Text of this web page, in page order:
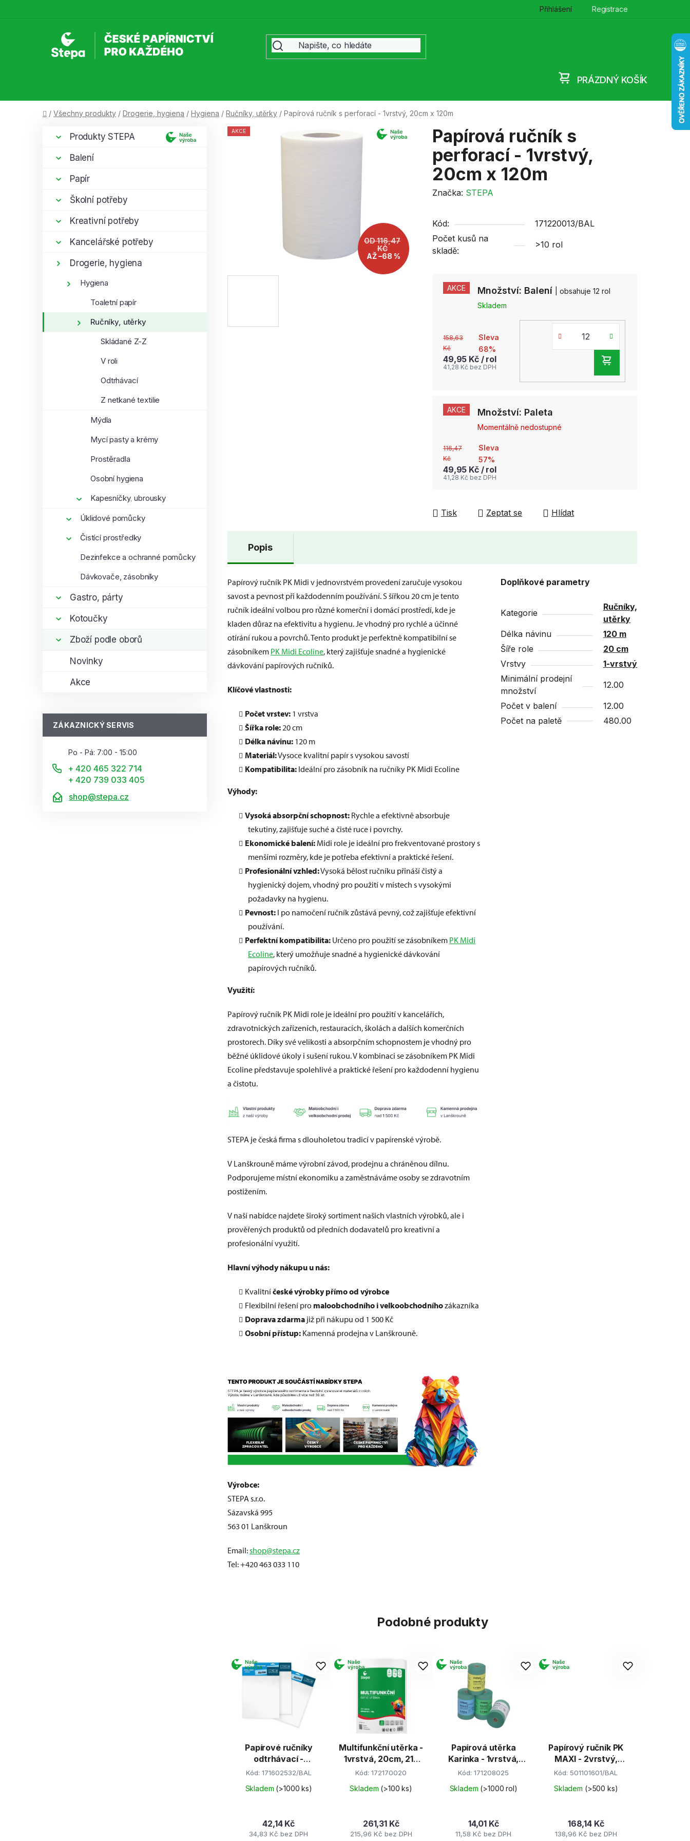
Přihlášení Registrace
PRÁZDNÝ KOŠÍK
Domů
/ Všechny produkty / Drogerie, hygiena / Hygiena / Ručníky, utěrky / Papírová ručník s perforací - 1vrstvý, 20cm x 120m
Přeskočit
kategorie
Produkty STEPA
Balení
Papír
Školní potřeby
Kreativní potřeby
Kancelářské potřeby
Drogerie, hygiena
Hygiena
Toaletní papír
Ručníky, utěrky
Skládané Z-Z
V roli
Odtrhávací
Z netkané textilie
Mýdla
Mycí pasty a krémy
Prostěradla
Osobní hygiena
Kapesníčky, ubrousky
Úklidové pomůcky
Čistící prostředky
Dezinfekce a ochranné pomůcky
Dávkovače, zásobníky
Gastro, párty
Kotoučky
Zboží podle oborů
Novinky
Akce
ZÁKAZNICKÝ SERVIS
Po - Pá: 7:00 - 15:00
+ 420 465 322 714
+ 420 739 033 405
shop@stepa.cz
Papírová ručník s
perforací - 1vrstvý,
20cm x 120m
Značka: STEPA
AKCE Množství: Balení
| obsahuje 12 rol
Skladem
158,63
Kč
Sleva
68%
49,95 Kč / rol
41,28 Kč bez DPH
KOŠÍKU
AKCE Množství: Paleta
Momentálně nedostupné
116,47
Kč
Sleva
57%
49,95 Kč / rol
41,28 Kč bez DPH
Kód:
171220013/BAL
Počet kusů na
skladě:
>10 rol
Tisk Zeptat se Hlídat
AKCE
OD 116,47
KČ
AŽ –68 %
Popis
Papírový ručník PK Midi v jednovrstvém provedení zaručuje vysokou
savost a pevnost při každodenním používání. S šířkou 20 cm je tento
ručník ideální volbou pro různé komerční i domácí prostředí, kde je
kladen důraz na efektivitu a hygienu. Je vhodný pro rychlé a účinné
otírání rukou a povrchů. Tento produkt je perfektně kompatibilní se
zásobníkem PK Midi Ecoline, který zajišťuje snadné a hygienické
dávkování papírových ručníků.
Klíčové vlastnosti:
Počet vrstev: 1 vrstva
Šířka role:20 cm
Délka návinu: 120 m
Materiál:Vysoce kvalitní papír s vysokou savostí
Kompatibilita: Ideální pro zásobník na ručníky PK Midi Ecoline
Výhody:
Vysoká absorpční schopnost: Rychle a efektivně absorbuje
tekutiny, zajišťuje suché a čisté ruce i povrchy.
Ekonomické balení: Midi role je ideální pro frekventované prostory s
menšími rozměry, kde je potřeba efektivní a praktické řešení.
Profesionální vzhled:Vysoká bělost ručníku přináší čistý a
hygienický dojem, vhodný pro použití v místech s vysokými
požadavky na hygienu.
Pevnost: I po namočení ručník zůstává pevný, což zajišťuje efektivní
používání.
Perfektní kompatibilita: Určeno pro použití se zásobníkem PK Midi
Ecoline, který umožňuje snadné a hygienické dávkování
papírových ručníků.
Využití:
Papírový ručník PK Midi role je ideální pro použití v kancelářích,
zdravotnických zařízeních, restauracích, školách a dalších komerčních
prostorech. Díky své velikosti a absorpčním schopnostem je vhodný pro
běžné úklidové úkoly i sušení rukou. V kombinaci se zásobníkem PK Midi
Ecoline představuje spolehlivé a praktické řešení pro každodenní hygienu
a čistotu.
STEPA je česká firma s dlouholetou tradicí v papírenské výrobě.
V Lanškrouně máme výrobní závod, prodejnu a chráněnou dílnu.
Podporujeme místní ekonomiku a zaměstnáváme osoby se zdravotním
postižením.
V naší nabídce najdete široký sortiment našich vlastních výrobků, ale i
prověřených produktů od předních dodavatelů pro kreativní a
profesionální využití.
Hlavní výhody nákupu u nás:
Kvalitníčeské výrobky přímo od výrobce
Flexibilní řešení pro maloobchodního i velkoobchodníhozákazníka
Doprava zdarma již při nákupu od 1 500 Kč
Osobní přístup: Kamenná prodejna v Lanškrouně.
Výrobce:
STEPA s.r.o.
Sázavská 995
563 01 Lanškroun
Email:shop@stepa.cz
Tel: +420 463 033 110
Doplňkové parametry
Kategorie
Ručníky,
utěrky
Délka návinu
120 m
Šíře role
20 cm
Vrstvy
1-vrstvý
Minimální prodejní
množství
12.00
Počet v balení
12.00
Počet na paletě
480.00
Podobné produkty
Papírové ručníky
odtrhávací -
25x32cm (50listů)
Kód: 171602532/BAL
Skladem (>1000 ks)
34,83 Kč bez DPH
42,14 Kč
Multifunkční utěrka -
1vrstvá, 20cm, 213
útržků
Kód:172170020
Skladem (>100 ks)
215,96 Kč bez DPH
261,31 Kč
Papírová utěrka
Karinka - 1vrstvá,
8cm x 25m, zelená
Kód:171208025
Skladem (>1000 rol)
11,58 Kč bez DPH
14,01 Kč
Papírový ručník PK
MAXI - 2vrstvý,
20cm x 138m
Kód: 501101601/BAL
Skladem (>500 ks)
138,96 Kč bez DPH
168,14 Kč